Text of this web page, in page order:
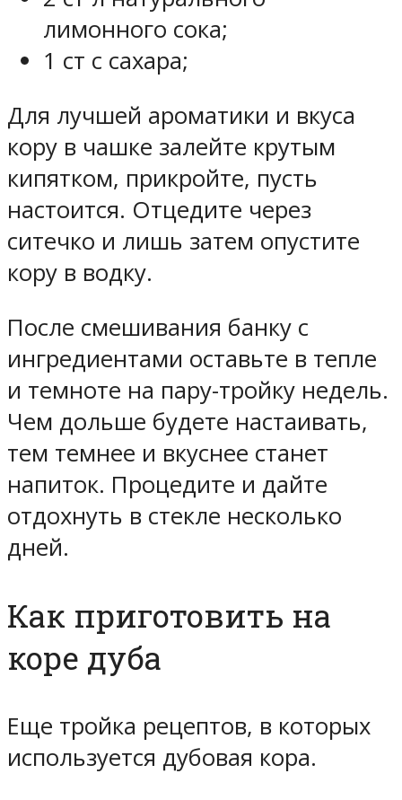
лимонного сока;
1 ст с сахара;
Для лучшей ароматики и вкуса
кору в чашке залейте крутым
кипятком, прикройте, пусть
настоится. Отцедите через
ситечко и лишь затем опустите
кору в водку.
После смешивания банку с
ингредиентами оставьте в тепле
и темноте на пару-тройку недель.
Чем дольше будете настаивать,
тем темнее и вкуснее станет
напиток. Процедите и дайте
отдохнуть в стекле несколько
дней.
Как приготовить на
коре дуба
Еще тройка рецептов, в которых
используется дубовая кора.